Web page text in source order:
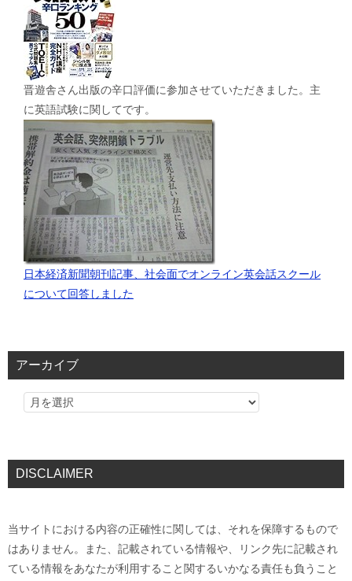
晋遊舎さん出版の辛口評価に参加させていただきました。主
に英語試験に関してです。
日本経済新聞朝刊記事、社会面でオンライン英会話スクール
について回答しました
アーカイブ
DISCLAIMER
当サイトにおける内容の正確性に関しては、それを保障するもので
はありません。また、記載されている情報や、リンク先に記載され
ている情報をあなたが利用すること関するいかなる責任も負うこと